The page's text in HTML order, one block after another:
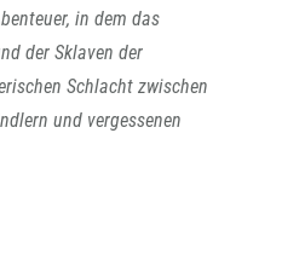
in dem das
der Sklaven der
Schlacht zwischen
und vergessenen